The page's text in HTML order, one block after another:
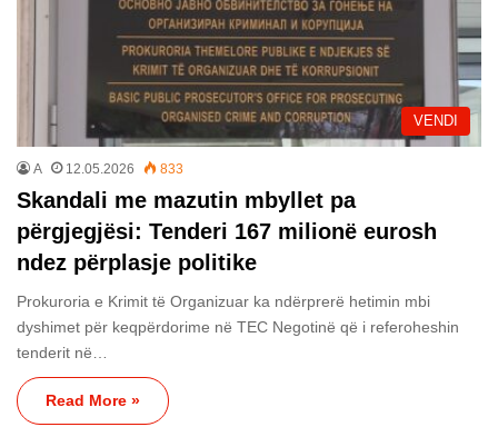
VENDI
A 12.05.2026 833
Skandali me mazutin mbyllet pa
përgjegjësi: Tenderi 167 milionë eurosh
ndez përplasje politike
Prokuroria e Krimit të Organizuar ka ndërprerë hetimin mbi
dyshimet për keqpërdorime në TEC Negotinë që i referoheshin
tenderit në…
Read More »